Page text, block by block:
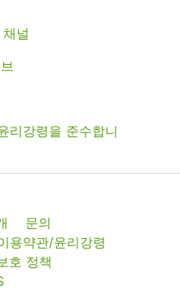
문의
용약관/윤리강령
호 정책